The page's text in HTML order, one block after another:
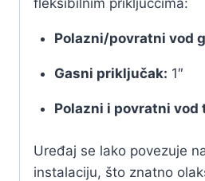
fleksibilnim priključcima:
Polazni/povratni vod
Gasni priključak: 1″
Polazni i povratni vod
Uređaj se lako povezuje
instalaciju, što znatno